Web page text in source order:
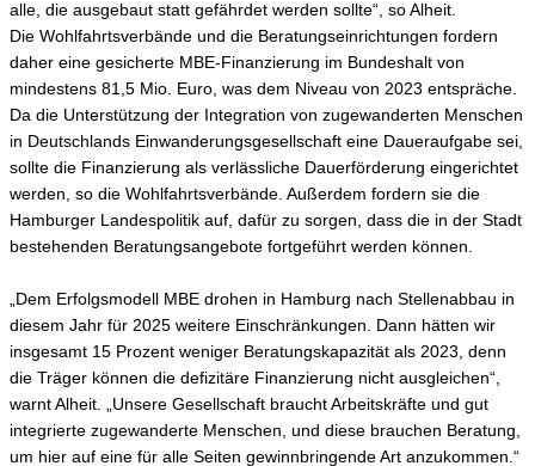
alle, die ausgebaut statt gefährdet werden sollte“, so Alheit.
Die Wohlfahrtsverbände und die Beratungseinrichtungen fordern
daher eine gesicherte MBE-Finanzierung im Bundeshalt von
mindestens 81,5 Mio. Euro, was dem Niveau von 2023 entspräche.
Da die Unterstützung der Integration von zugewanderten Menschen
in Deutschlands Einwanderungsgesellschaft eine Daueraufgabe sei,
sollte die Finanzierung als verlässliche Dauerförderung eingerichtet
werden, so die Wohlfahrtsverbände. Außerdem fordern sie die
Hamburger Landespolitik auf, dafür zu sorgen, dass die in der Stadt
bestehenden Beratungsangebote fortgeführt werden können.
„Dem Erfolgsmodell MBE drohen in Hamburg nach Stellenabbau in
diesem Jahr für 2025 weitere Einschränkungen. Dann hätten wir
insgesamt 15 Prozent weniger Beratungskapazität als 2023, denn
die Träger können die defizitäre Finanzierung nicht ausgleichen“,
warnt Alheit. „Unsere Gesellschaft braucht Arbeitskräfte und gut
integrierte zugewanderte Menschen, und diese brauchen Beratung,
um hier auf eine für alle Seiten gewinnbringende Art anzukommen.“